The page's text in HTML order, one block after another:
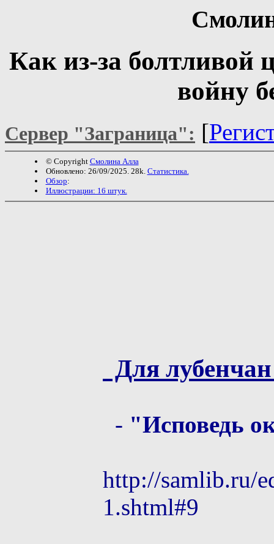
Кaк из-зa болтливой
войну
Сервер "Заграница": [
© Copyright Смолина Алла
Обновлено: 26/09/2025. 28k. Статистика.
Обзор:
Иллюстрации: 16 штук.
Для
- "Исповедь
http://samlib.ru/
1.shtml#9